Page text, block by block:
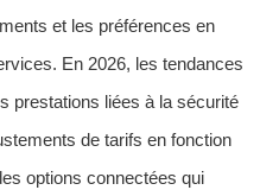
et les préférences en
En 2026, les tendances
prestations liées à la sécurité
de tarifs en fonction
options connectées qui